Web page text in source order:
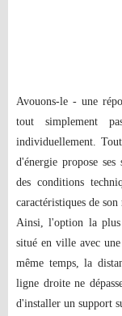
Avouons-le - une
tout simplement
individuellement.
d'énergie propose
des conditions
caractéristiques de son
Ainsi, l'option la plus
situé en ville avec
même temps, la
ligne droite ne
d'installer un support